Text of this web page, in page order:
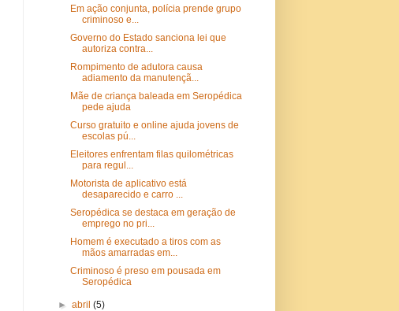
Em ação conjunta, polícia prende grupo
criminoso e...
Governo do Estado sanciona lei que
autoriza contra...
Rompimento de adutora causa
adiamento da manutençã...
Mãe de criança baleada em Seropédica
pede ajuda
Curso gratuito e online ajuda jovens de
escolas pú...
Eleitores enfrentam filas quilométricas
para regul...
Motorista de aplicativo está
desaparecido e carro ...
Seropédica se destaca em geração de
emprego no pri...
Homem é executado a tiros com as
mãos amarradas em...
Criminoso é preso em pousada em
Seropédica
►abril(5)